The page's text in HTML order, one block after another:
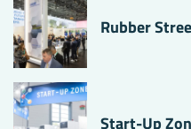
Rubber
Start-Up